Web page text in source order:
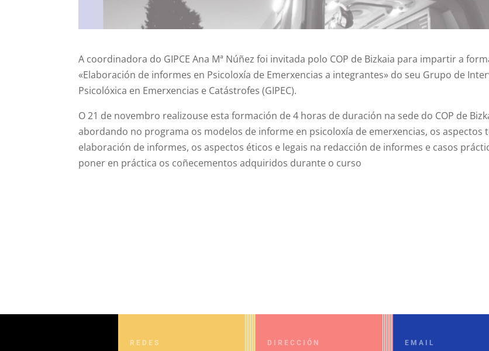
A coordinadora do GIPCE Ana Mª Núñez foi invitada polo COP de Bizkaia para impartir a
«Elaboración de informes en Psicoloxía de Emerxencias a integrantes» do seu Grupo de
Psicolóxica en Emerxencias e Catástrofes (GIPEC).
O 21 de novembro realizouse esta formación de 4 horas de duración na sede do COP de
abordando no programa os modelos de informe en psicoloxía de emerxencias, os aspectos
elaboración de informes, os aspectos éticos e legais na redacción de informes e casos
poner en práctica os coñecementos adquiridos durante o curso
REDES DIRECCIÓN EMAIL